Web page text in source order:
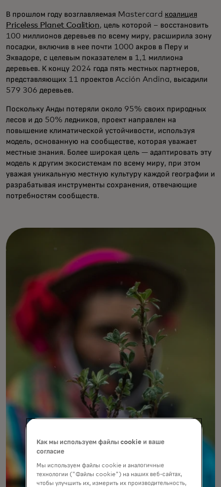
В прошлом году возглавляемая Mastercard коалиция
Priceless Planet Coalition, цель которой – восстановить
100 миллионов деревьев по всему миру, расширила зону
посадки, включив в нее почти 1000 акров в Перу и
Эквадоре, с целевым показателем в 1,1 миллиона
деревьев. К концу 2024 года пять местных партнеров,
представляющих 11 проектов Acción Andina, высадили
579 306 деревьев.
Поскольку Анды потеряли около 95% своих природных
лесов и до 50% ледников, проект направлен на
повышение климатической устойчивости, используя
модель, основанную на сообществе, которая уважает
местные знания. Более широкая цель — адаптировать эту
модель к другим экосистемам по всему миру, при этом
уважая уникальную местную культуру каждой географии и
разрабатывая инструменты сохранения, отвечающие
потребностям сообществ.
Как мы используем файлы cookie и ваше
согласие
Мы используем файлы cookie и аналогичные
технологии ("Файлы cookie") на наших веб-сайтах,
чтобы улучшить их, измерить их производительность,